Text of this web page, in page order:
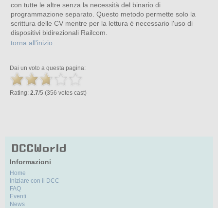
con tutte le altre senza la necessità del binario di
programmazione separato. Questo metodo permette solo la
scrittura delle CV mentre per la lettura è necessario l'uso di
dispositivi bidirezionali Railcom.
torna all'inizio
Dai un voto a questa pagina:
Rating: 2.7/5 (356 votes cast)
Informazioni
Home
Iniziare con il DCC
FAQ
Eventi
News